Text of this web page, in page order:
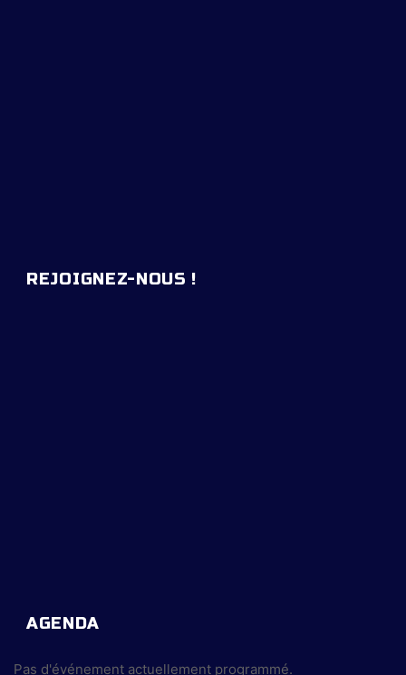
REJOIGNEZ-NOUS !
AGENDA
Pas d'événement actuellement programmé.